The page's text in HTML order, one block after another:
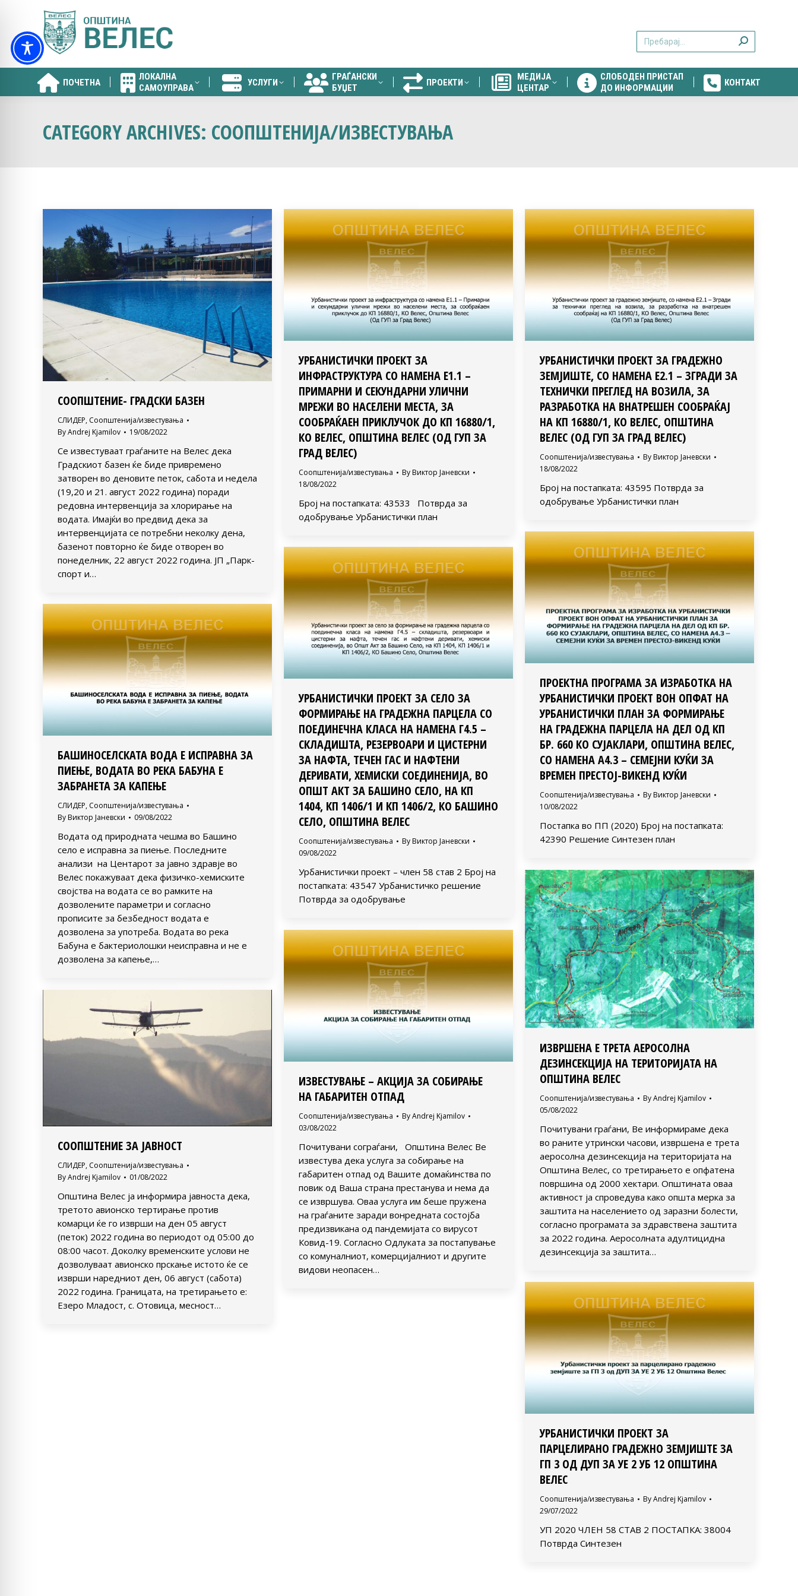
ПОЧЕТНА
ЛОКАЛНА
САМОУПРАВА
УСЛУГИ
ГРАЃАНСКИ
БУЏЕТ
ПРОЕКТИ
МЕДИЈА
ЦЕНТАР
СЛОБОДЕН ПРИСТАП
ДО ИНФОРМАЦИИ
КОНТАКТ
CATEGORY ARCHIVES: СООПШТЕНИЈА/ИЗВЕСТУВАЊА
СООПШТЕНИЕ- ГРАДСКИ БАЗЕН
СЛИДЕР, Соопштенија/известувања
ByAndrej Kjamilov 19/08/2022
Се известуваат граѓаните на Велес дека
Градскиот базен ќе биде привремено
затворен во деновите петок, сабота и недела
(19,20 и 21. август 2022 година) поради
редовна интервенција за хлорирање на
водата. Имајќи во предвид дека за
интервенцијата се потребни неколку дена,
базенот повторно ќе биде отворен во
понеделник, 22 август 2022 година. ЈП „Парк-
спорт и…
УРБАНИСТИЧКИ ПРОЕКТ ЗА
ИНФРАСТРУКТУРА СО НАМЕНА Е1.1 –
ПРИМАРНИ И СЕКУНДАРНИ УЛИЧНИ
МРЕЖИ ВО НАСЕЛЕНИ МЕСТА, ЗА
СООБРАЌАЕН ПРИКЛУЧОК ДО КП 16880/1,
КО ВЕЛЕС, ОПШТИНА ВЕЛЕС (ОД ГУП ЗА
ГРАД ВЕЛЕС)
Соопштенија/известувања By Виктор Јаневски
18/08/2022
Број на постапката: 43533 Потврда за
одобрување Урбанистички план
УРБАНИСТИЧКИ ПРОЕКТ ЗА ГРАДЕЖНО
ЗЕМЈИШТЕ, СО НАМЕНА Е2.1 – ЗГРАДИ ЗА
ТЕХНИЧКИ ПРЕГЛЕД НА ВОЗИЛА, ЗА
РАЗРАБОТКА НА ВНАТРЕШЕН СООБРАЌАЈ
НА КП 16880/1, КО ВЕЛЕС, ОПШТИНА
ВЕЛЕС (ОД ГУП ЗА ГРАД ВЕЛЕС)
Соопштенија/известувања By Виктор Јаневски
18/08/2022
Број на постапката: 43595 Потврда за
одобрување Урбанистички план
ПРОЕКТНА ПРОГРАМА ЗА ИЗРАБОТКА НА
УРБАНИСТИЧКИ ПРОЕКТ ВОН OПФАТ НА
УРБАНИСТИЧКИ ПЛАН ЗА ФОРМИРАЊЕ
НА ГРАДЕЖНА ПАРЦЕЛА НА ДЕЛ ОД КП
БР. 660 КО СУЈАКЛАРИ, ОПШТИНА ВЕЛЕС,
СO НАМЕНА А4.3 – СЕМЕЈНИ КУЌИ ЗА
ВРЕМЕН ПРЕСТOЈ-ВИКЕНД КУЌИ
Соопштенија/известувања By Виктор Јаневски
10/08/2022
Постапка во ПП (2020) Број на постапката:
42390 Решение Синтезен план
УРБАНИСТИЧКИ ПРОЕКТ ЗА СЕЛО ЗА
ФОРМИРАЊЕ НА ГРАДЕЖНА ПАРЦЕЛА СО
ПОЕДИНЕЧНА КЛАСА НА НАМЕНА Г4.5 –
СКЛАДИШТА, РЕЗЕРВОАРИ И ЦИСТЕРНИ
ЗА НАФТА, ТЕЧЕН ГАС И НАФТЕНИ
ДЕРИВАТИ, ХЕМИСКИ СОЕДИНЕНИЈА, ВО
ОПШТ АКТ ЗА БАШИНО СЕЛО, НА КП
1404, КП 1406/1 И КП 1406/2, КО БАШИНО
СЕЛО, ОПШТИНА ВЕЛЕС
Соопштенија/известувања By Виктор Јаневски
09/08/2022
Урбанистички проект – член 58 став 2 Број на
постапката: 43547 Урбанистичко решение
Потврда за одобрување
БАШИНОСЕЛСКАТА ВОДА Е ИСПРАВНА ЗА
ПИЕЊЕ, ВОДАТА ВО РЕКА БАБУНА Е
ЗАБРАНЕТА ЗА КАПЕЊЕ
СЛИДЕР, Соопштенија/известувања
By Виктор Јаневски 09/08/2022
Водата од природната чешма во Башино
село е исправна за пиење. Последните
анализи на Центарот за јавно здравје во
Велес покажуваат дека физичко-хемиските
својства на водата се во рамките на
дозволените параметри и согласно
прописите за безбедност водата е
дозволена за употреба. Водата во река
Бабуна е бактериолошки неисправна и не е
дозволена за капење,…
ИЗВРШЕНА Е ТРЕТА АЕРОСОЛНА
ДЕЗИНСЕКЦИЈА НА ТЕРИТОРИЈАТА НА
ОПШТИНА ВЕЛЕС
Соопштенија/известувања ByAndrej Kjamilov
05/08/2022
Почитувани граѓани, Ве информираме дека
во раните утрински часови, извршена е трета
аеросолна дезинсекција на територијата на
Општина Велес, со третирањето е опфатена
површина од 2000 хектари. Општината оваа
активност ја спроведува како општа мерка за
заштита на населението од заразни болести,
согласно програмата за здравствена заштита
за 2022 година. Аеросолната адултицидна
дезинсекција за заштита…
ИЗВЕСТУВАЊЕ – АКЦИЈА ЗА СОБИРАЊЕ
НА ГАБАРИТЕН ОТПАД
Соопштенија/известувања ByAndrej Kjamilov
03/08/2022
Почитувани сограѓани, Општина Велес Ве
известува дека услуга за собирање на
габаритен отпад од Вашите домаќинства по
повик од Ваша страна престанува и нема да
се извршува. Оваа услуга им беше пружена
на граѓаните заради вонредната состојба
предизвикана од пандемијата со вирусот
Ковид-19. Согласно Одлуката за постапување
со комуналниот, комерцијалниот и другите
видови неопасен…
СООПШТЕНИЕ ЗА ЈАВНОСТ
СЛИДЕР, Соопштенија/известувања
ByAndrej Kjamilov 01/08/2022
Општина Велес ја информира јавноста дека,
третото авионско тертирање против
комарци ќе го изврши на ден 05 август
(петок) 2022 година во периодот од 05:00 до
08:00 часот. Доколку временските услови не
дозволуваат авионско прскање истото ќе се
изврши наредниот ден, 06 август (сабота)
2022 година. Границата, на третирањето е:
Езеро Младост, с. Отовица, месност…
УРБАНИСТИЧКИ ПРОЕКТ ЗА
ПАРЦЕЛИРАНО ГРАДЕЖНО ЗЕМЈИШТЕ ЗА
ГП 3 ОД ДУП ЗА УЕ 2 УБ 12 ОПШТИНА
ВЕЛЕС
Соопштенија/известувања ByAndrej Kjamilov
29/07/2022
УП 2020 ЧЛЕН 58 СТАВ 2 ПОСТАПКА: 38004
Потврда Синтезен
ПОЧЕТНА